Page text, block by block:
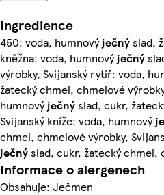
Ingredience
450: voda, humnovýječnýslad,
kněžna: voda, humnovýječný
výrobky, Svijanský rytíř: voda,
žatecký chmel, chmelové
humnovýječnýslad, cukr,
Svijanský kníže: voda, humnový
chmel, chmelové výrobky,
ječnýslad, cukr, žatecký chmel,
Informace o alergenech
Obsahuje: Ječmen